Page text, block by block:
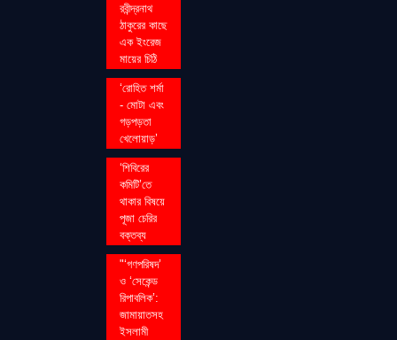
রবীন্দ্রনাথ
ঠাকুরের কাছে
এক ইংরেজ
মায়ের চিঠি
‘রোহিত শর্মা
- মোটা এবং
গড়পড়তা
খেলোয়াড়’
‘শিবিরের
কমিটি’তে
থাকার বিষয়ে
পূজা চেরির
বক্তব্য
"‘গণপরিষদ’
ও ‘সেকেন্ড
রিপাবলিক’:
জামায়াতসহ
ইসলামী